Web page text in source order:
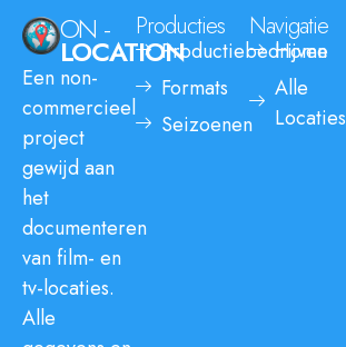
ON -
LOCATION
Een non-
commercieel
project
gewijd aan
het
documenteren
van film- en
tv-locaties.
Alle
Producties
Productiebedrijven
Formats
Seizoenen
Navigatie
Home
Alle
Locaties